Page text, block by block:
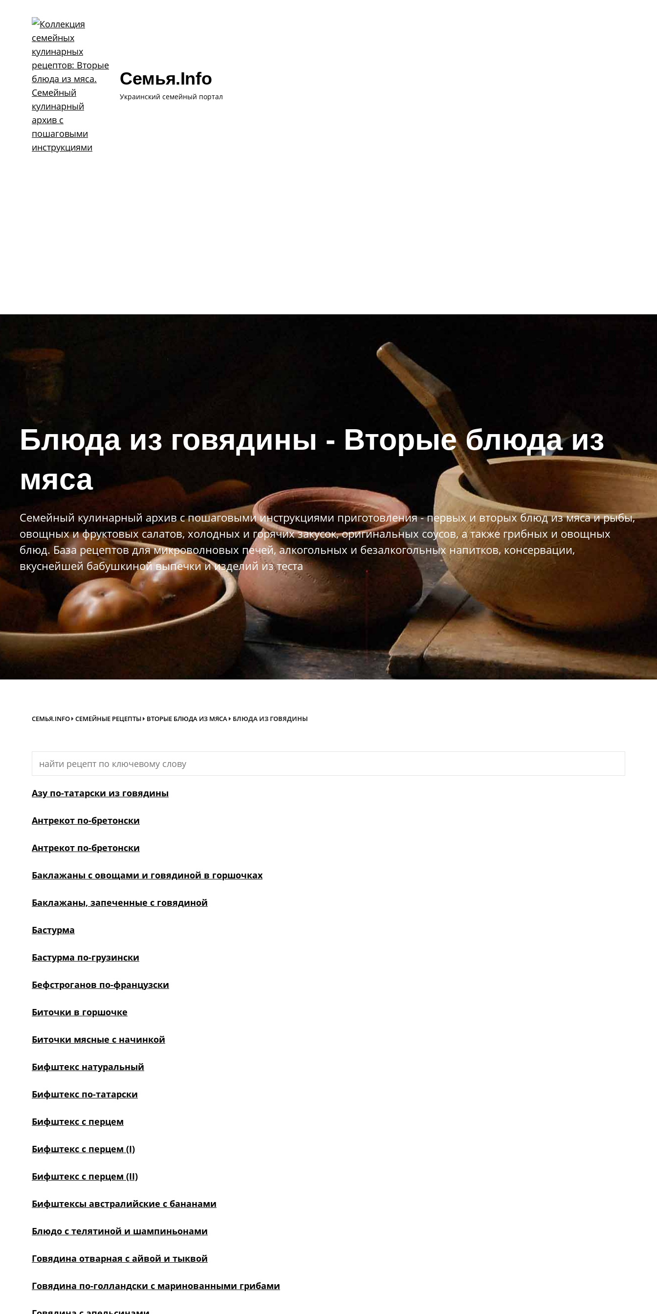
Семья.info
Украинский семейный портал
Блюда из говядины - Вторые блюда из
мяса
Семейный кулинарный архив с пошаговыми инструкциями приготовления - первых и вторых блюд из мяса и рыбы,
овощных и фруктовых салатов, холодных и горячих закусок, оригинальных соусов, а также грибных и овощных
блюд. База рецептов для микроволновых печей, алкогольных и безалкогольных напитков, консервации,
вкуснейшей бабушкиной выпечки и изделий из теста
СЕМЬЯ.INFO СЕМЕЙНЫЕ РЕЦЕПТЫ ВТОРЫЕ БЛЮДА ИЗ МЯСА БЛЮДА ИЗ ГОВЯДИНЫ
Search
Азу по-татарски из говядины
Антрекот по-бретонски
Антрекот по-бретонски
Баклажаны с овощами и говядиной в горшочках
Баклажаны, запеченные с говядиной
Бастурма
Бастурма по-грузински
Бефстроганов по-французски
Биточки в горшочке
Биточки мясные с начинкой
Бифштекс натуральный
Бифштекс по-татарски
Бифштекс с перцем
Бифштекс с перцем (I)
Бифштекс с перцем (II)
Бифштексы австралийские с бананами
Блюдо с телятиной и шампиньонами
Говядина отварная с айвой и тыквой
Говядина по-голландски с маринованными грибами